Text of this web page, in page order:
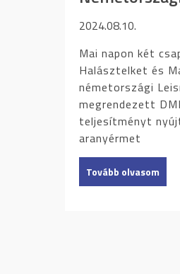
2024.08.10.
Mai napon két
Halásztelket és
németországi
megrendezett
teljesítményt
aranyérmet
Tovább olvasom